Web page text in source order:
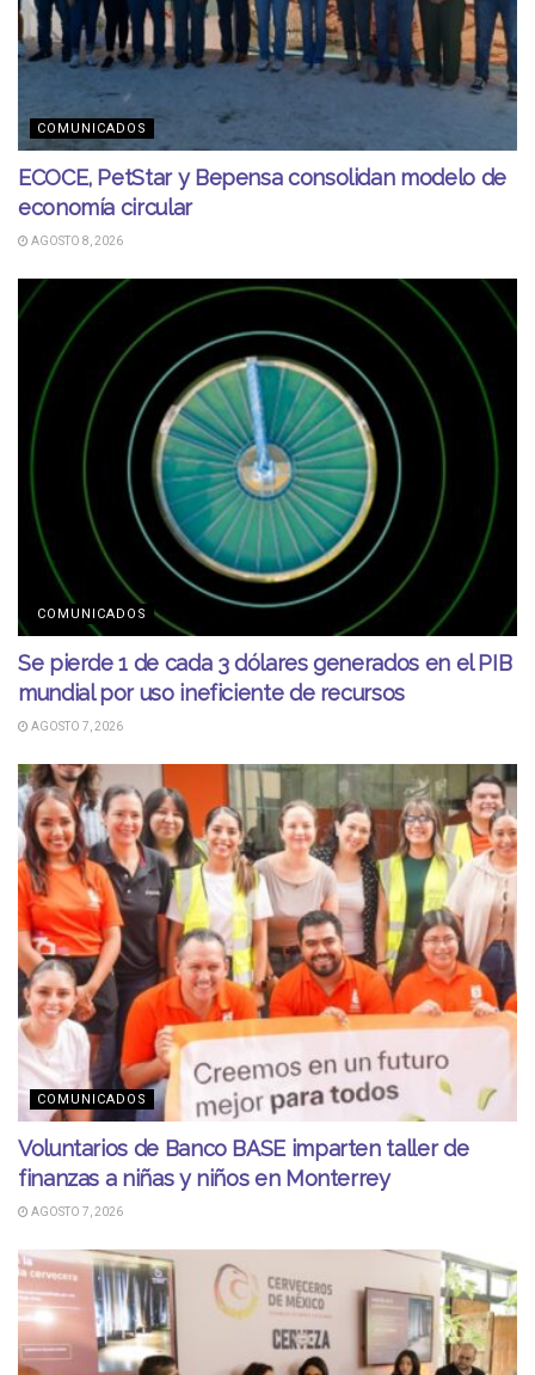
COMUNICADOS
ECOCE, PetStar y Bepensa consolidan modelo de
economía circular
AGOSTO 8, 2026
COMUNICADOS
Se pierde 1 de cada 3 dólares generados en el PIB
mundial por uso ineficiente de recursos
AGOSTO 7, 2026
COMUNICADOS
Voluntarios de Banco BASE imparten taller de
finanzas a niñas y niños en Monterrey
AGOSTO 7, 2026